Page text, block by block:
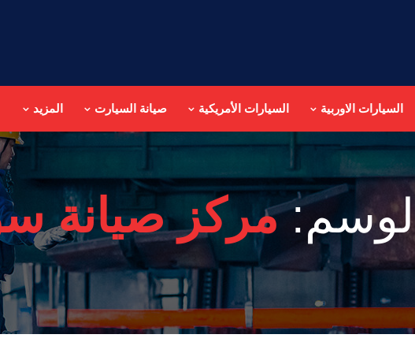
السيارات الاوربية السيارات الأمريكية صيانة السيارت المزيد
الوسم:مركز صيانة